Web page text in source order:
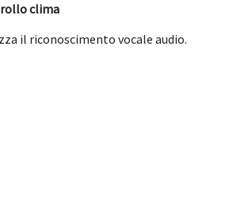
clima
il riconoscimento vocale audio.